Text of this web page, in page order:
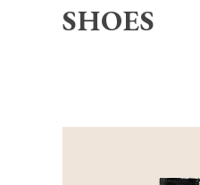
SHOES